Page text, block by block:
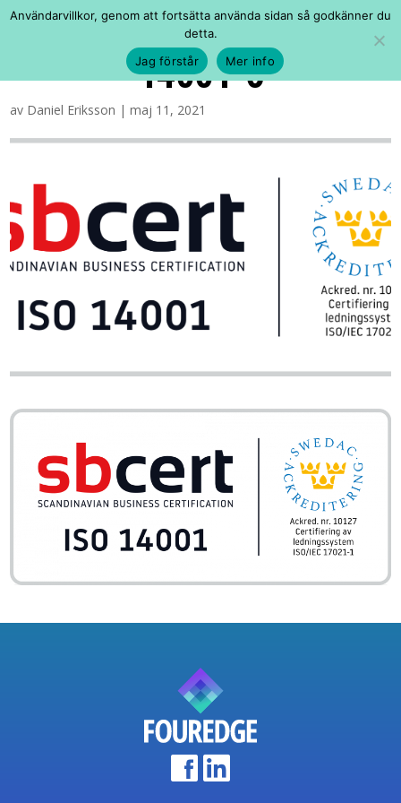
14001-6
av Daniel Eriksson |maj 11, 2021
Användarvillkor, genom att fortsätta använda sidan så godkänner du
detta.
Jag förstår
Mer info